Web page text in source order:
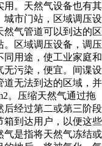
用。天然气设备也有其
城市门站，区域调压设
气管道可以到达的区
区域调压设备，调压
用途，使工业家庭和
无污染，便宜。间谍设
道无法到达的区域，并
。压缩天然气通过拖
后经过第二或第三阶段
箱到达用户，以便这些
气是指将天然气冻结或